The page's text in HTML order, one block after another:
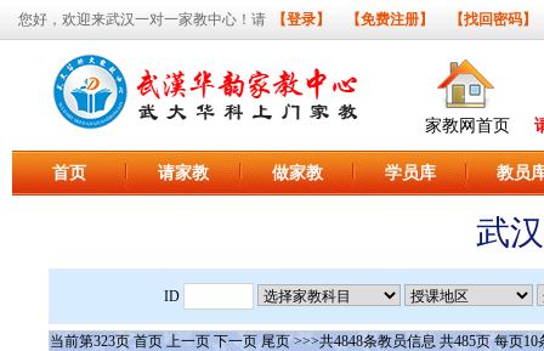
您好，欢迎来武汉一对一家教中心！请 【登录】 【免费注册】 【找回密码】
家教网首页
首页 请家教 做家教 学员库 教员
武
ID
当前第323页 首页 上一页 下一页 尾页 >>>共4848条教员信息 共485页 每页10